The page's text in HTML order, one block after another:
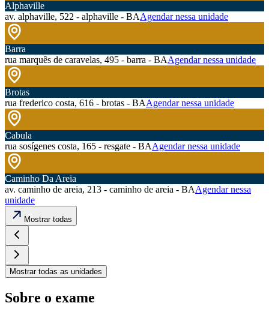
Alphaville
av. alphaville, 522 - alphaville - BAAgendar nessa unidade
Barra
rua marquês de caravelas, 495 - barra - BAAgendar nessa unidade
Brotas
rua frederico costa, 616 - brotas - BAAgendar nessa unidade
Cabula
rua sosígenes costa, 165 - resgate - BAAgendar nessa unidade
Caminho Da Areia
av. caminho de areia, 213 - caminho de areia - BAAgendar nessa
unidade
Mostrar todas
Mostrar todas as unidades
Sobre o exame